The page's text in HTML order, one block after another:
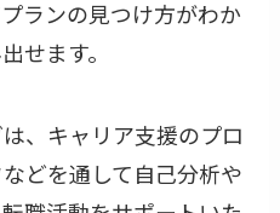
ランの見つけ方がわか
せます。
、キャリア支援のプロ
どを通して自己分析や